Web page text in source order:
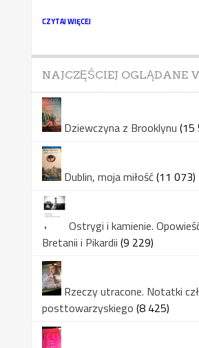
CZYTAJ WIĘCEJ
NAJCZĘŚCIEJ OGLĄDANE
Dziewczyna z Brooklynu (15
Dublin, moja miłość(11 073)
Ostrygi i kamienie.
Bretanii i Pikardii (9 229)
Rzeczy utracone. Notatki
posttowarzyskiego (8 425)